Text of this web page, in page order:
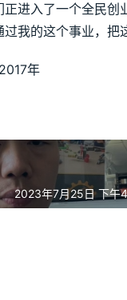
进入了一个全民
我的这个事业，把
2017年
2023年7月25日 下午